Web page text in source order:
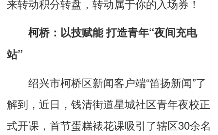
来转动积分转盘，转动属于你的入场券！
柯桥：以技赋能 打造青年“夜间充电
站”
绍兴市柯桥区新闻客户端“笛扬新闻”了
解到，近日，钱清街道星城社区青年夜校正
式开课，首节蛋糕裱花课吸引了辖区30余名